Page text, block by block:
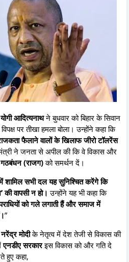
योगी आदित्यनाथने बुधवार को बिहार के सिवान
पर तीखा हमला बोला। उन्होंने कहा कि
फैलाने वालों के खिलाफ जीरो टॉलरेंस
ने जनता से अपील की कि वे विकास और
गठबंधन (राजग)को समर्थन दें।
शामिल सभी दल यह सुनिश्चित करेंगे कि
की वापसी न हो। उन्होंने यह भी कहा कि
को गले लगाती हैं और समाज में
”
नरेंद्र मोदीके नेतृत्व में देश तेजी से विकास की
एनडीए सरकारइस विकास को और गति दे
हुए कहा,